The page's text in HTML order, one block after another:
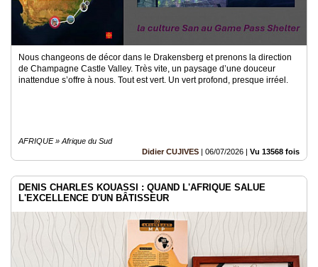
Nous changeons de décor dans le Drakensberg et prenons la direction
de Champagne Castle Valley. Très vite, un paysage d’une douceur
inattendue s’offre à nous. Tout est vert. Un vert profond, presque irréel.
AFRIQUE » Afrique du Sud
Didier CUJIVES | 06/07/2026 | Vu 13568 fois
DENIS CHARLES KOUASSI : QUAND L'AFRIQUE SALUE
L'EXCELLENCE D'UN BÂTISSEUR